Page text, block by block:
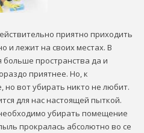
приятно приходить
и лежит на своих местах. В
больше пространства да и
приятнее. Но, к
но вот убирать никто не любит.
для нас настоящей пыткой.
убирать помещение
прокралась абсолютно во се